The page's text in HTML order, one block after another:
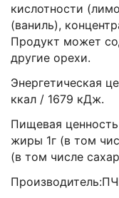
кислотности
(ваниль),
Продукт может
другие орехи.
Энергетическая
ккал / 1679 кДж.
Пищевая ценность
жиры 1г (в том
(в том числе